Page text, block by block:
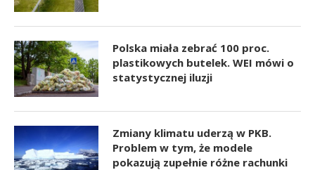
Polska miała zebrać 100 proc.
plastikowych butelek. WEI mówi o
statystycznej iluzji
Zmiany klimatu uderzą w PKB.
Problem w tym, że modele
pokazują zupełnie różne rachunki